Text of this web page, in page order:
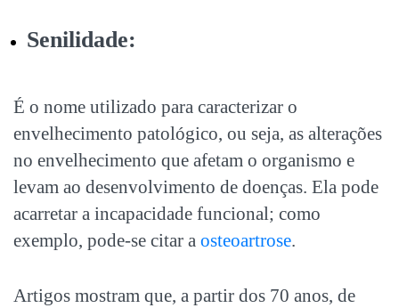
Senilidade:
É o nome utilizado para caracterizar o
envelhecimento patológico, ou seja, as alterações
no envelhecimento que afetam o organismo e
levam ao desenvolvimento de doenças. Ela pode
acarretar a incapacidade funcional; como
exemplo, pode-se citar a osteoartrose.
Artigos mostram que, a partir dos 70 anos, de